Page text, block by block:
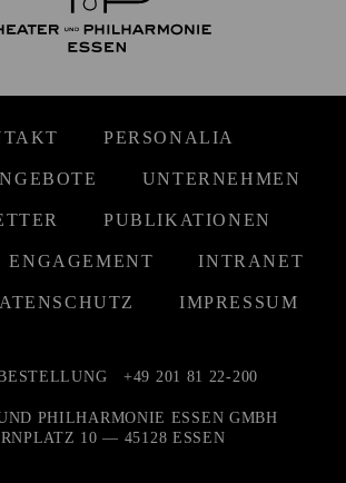
PERSONALIA
UNTERNEHMEN
PUBLIKATIONEN
ENGAGEMENT INTRANET
IMPRESSUM
+49 201 81 22-200
PHILHARMONIE ESSEN GMBH
10 — 45128 ESSEN